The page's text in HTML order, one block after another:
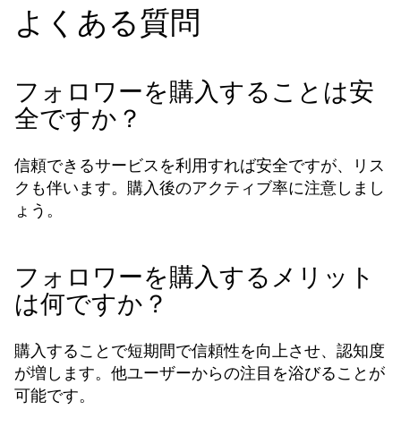
よくある質問
フォロワーを購入することは安
全ですか？
信頼できるサービスを利用すれば安全ですが、リス
クも伴います。購入後のアクティブ率に注意しまし
ょう。
フォロワーを購入するメリット
は何ですか？
購入することで短期間で信頼性を向上させ、認知度
が増します。他ユーザーからの注目を浴びることが
可能です。